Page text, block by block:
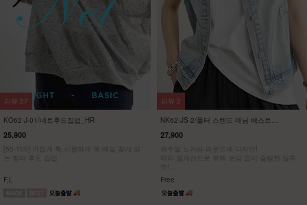
KO62-J-01/네트후드집업_HR
25,900
[55-100] 가볍게 툭,시원하게 쓱,매일 찾게 되
는 썸머 후드 집업
F,L
리뷰 27
NK62-JS-2/폴터 스텐드 데님 베스트
27,900
캐주얼 노카라 라운드넥 디자인!
허리 절개선으로 부해 보임 없이 슬림한 실루
엣!
가볍게 툭- 걸쳐도 룩에 포인트!
Free
리뷰 2